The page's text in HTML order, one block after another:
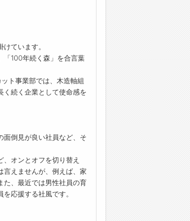
ています。
「100年続く森」を合言葉
ト事業部では、木造軸組
く続く企業として使命感を
面倒見が良い社員など、そ
オンとオフを切り替え
言えませんが、例えば、家
た、最近では男性社員の育
応援する社風です。